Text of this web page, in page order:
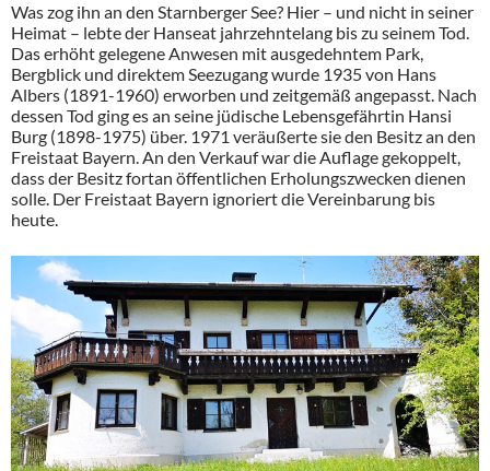
Was zog ihn an den Starnberger See? Hier – und nicht in seiner
Heimat – lebte der Hanseat jahrzehntelang bis zu seinem Tod.
Das erhöht gelegene Anwesen mit ausgedehntem Park,
Bergblick und direktem Seezugang wurde 1935 von Hans
Albers (1891-1960) erworben und zeitgemäß angepasst. Nach
dessen Tod ging es an seine jüdische Lebensgefährtin Hansi
Burg (1898-1975) über. 1971 veräußerte sie den Besitz an den
Freistaat Bayern. An den Verkauf war die Auflage gekoppelt,
dass der Besitz fortan öffentlichen Erholungszwecken dienen
solle. Der Freistaat Bayern ignoriert die Vereinbarung bis
heute.